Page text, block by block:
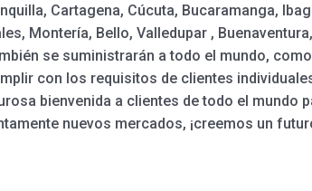
Cartagena, Cúcuta, Bucaramanga,
Montería, Bello, Valledupar ,
se suministrarán a todo el mundo,
con los requisitos de clientes
bienvenida a clientes de todo el mundo
nuevos mercados, ¡creemos un